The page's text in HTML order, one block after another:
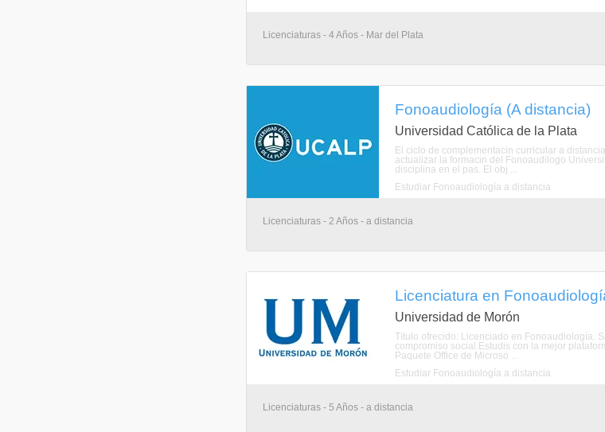
Licenciaturas - 4 Años - Mar del Plata
Fonoaudiología (A distancia)
Universidad Católica de la Plata
El ciclo de complementacin curricular a
actualizar la formacin del Fonoaudilogo
disciplina en el pas. El obj ...
Estudiar Fonoaudiología a distancia
Licenciaturas - 2 Años - a distancia
Licenciatura en
Universidad de Morón
Título ofrecido: Licenciado en Fonoaudiología.
compromiso social.Estudis con la mejor
Paquete Office de Microso ...
Estudiar Fonoaudiología a distancia
Licenciaturas - 5 Años - a distancia